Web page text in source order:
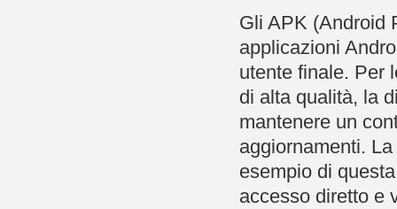
Gli APK (Android
applicazioni
utente finale. Per
di alta qualità, la
mantenere un
aggiornamenti.
esempio di
accesso diretto e